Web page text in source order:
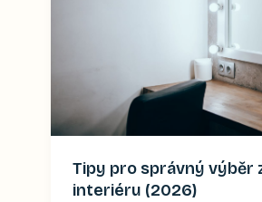
Tipy pro správný výběr
interiéru (2026)